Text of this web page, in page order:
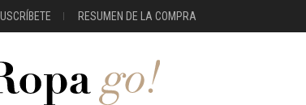
RESUMEN DE LA COMPRA